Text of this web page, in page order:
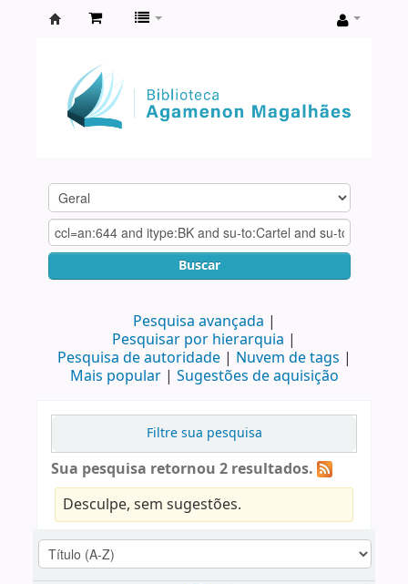
Agamenon
Magalhães
Buscar
Pesquisa avançada
Pesquisar por hierarquia
Pesquisa de autoridade
Nuvem de tags
Mais popular
Sugestões de aquisição
Filtre sua pesquisa
Sua pesquisa retornou 2 resultados.
Desculpe, sem sugestões.